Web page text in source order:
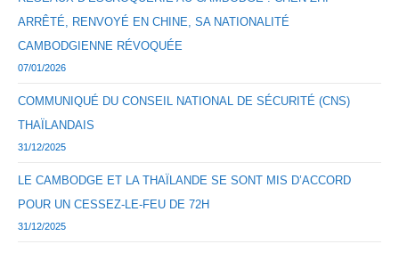
ARRÊTÉ, RENVOYÉ EN CHINE, SA NATIONALITÉ
CAMBODGIENNE RÉVOQUÉE
07/01/2026
COMMUNIQUÉ DU CONSEIL NATIONAL DE SÉCURITÉ (CNS)
THAÏLANDAIS
31/12/2025
LE CAMBODGE ET LA THAÏLANDE SE SONT MIS D’ACCORD
POUR UN CESSEZ-LE-FEU DE 72H
31/12/2025